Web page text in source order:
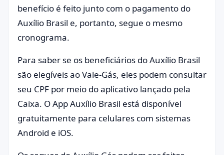
benefício é feito junto com o pagamento do
Auxílio Brasil e, portanto, segue o mesmo
cronograma.
Para saber se os beneficiários do Auxílio Brasil
são elegíveis ao Vale-Gás, eles podem consultar
seu CPF por meio do aplicativo lançado pela
Caixa. O App Auxílio Brasil está disponível
gratuitamente para celulares com sistemas
Android e iOS.